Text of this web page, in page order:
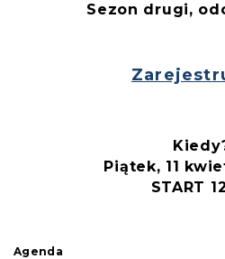
Sezon drugi,
Piątek, 11
START
Agenda